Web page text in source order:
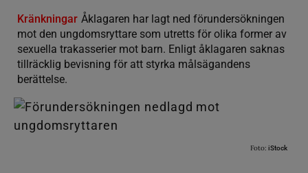
Kränkningar Åklagaren har lagt ned förundersökningen
mot den ungdomsryttare som utretts för olika former av
sexuella trakasserier mot barn. Enligt åklagaren saknas
tillräcklig bevisning för att styrka målsägandens
berättelse.
Foto: iStock